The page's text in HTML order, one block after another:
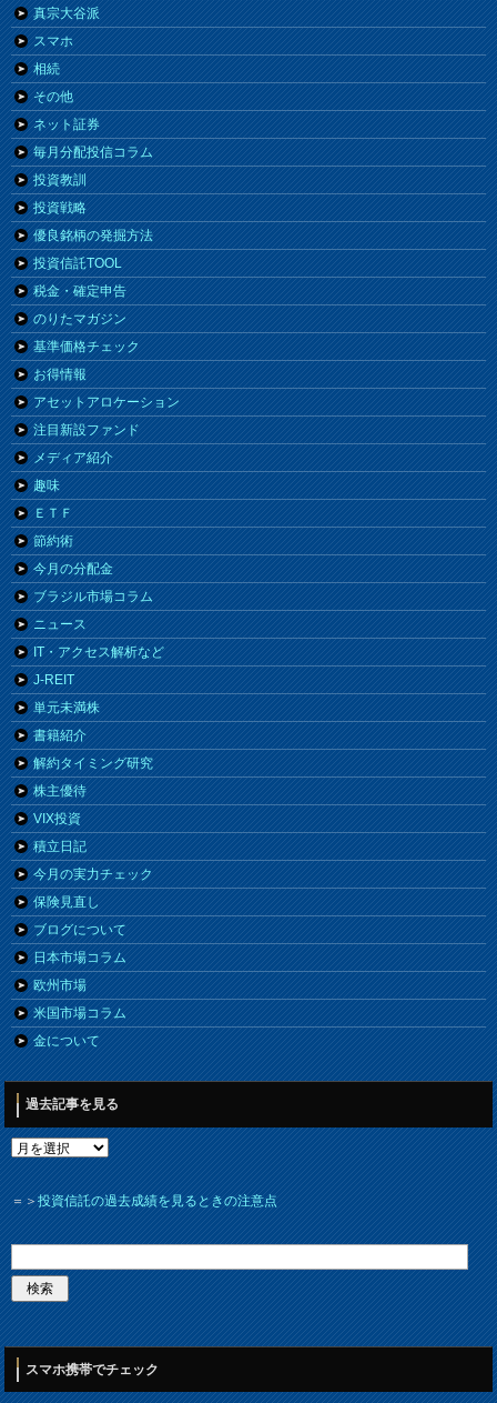
真宗大谷派
スマホ
相続
その他
ネット証券
毎月分配投信コラム
投資教訓
投資戦略
優良銘柄の発掘方法
投資信託TOOL
税金・確定申告
のりたマガジン
基準価格チェック
お得情報
アセットアロケーション
注目新設ファンド
メディア紹介
趣味
ＥＴＦ
節約術
今月の分配金
ブラジル市場コラム
ニュース
IT・アクセス解析など
J-REIT
単元未満株
書籍紹介
解約タイミング研究
株主優待
VIX投資
積立日記
今月の実力チェック
保険見直し
ブログについて
日本市場コラム
欧州市場
米国市場コラム
金について
過去記事を見る
＝＞投資信託の過去成績を見るときの注意点
スマホ携帯でチェック